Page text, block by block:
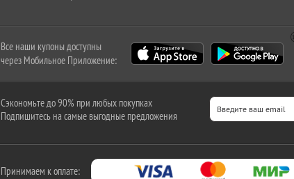
Все наши купоны доступны
через Мобильное Приложение:
Сэкономьте до 90% при любых покупках
Подпишитесь на самые выгодные предложения
Принимаем к оплате: